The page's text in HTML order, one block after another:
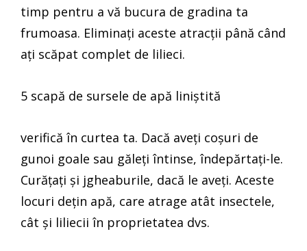
timp pentru a vă bucura de gradina ta
frumoasa. Eliminați aceste atracții până când
ați scăpat complet de lilieci.
5 scapă de sursele de apă liniștită
verifică în curtea ta. Dacă aveți coșuri de
gunoi goale sau găleți întinse, îndepărtați-le.
Curățați și jgheaburile, dacă le aveți. Aceste
locuri dețin apă, care atrage atât insectele,
cât și liliecii în proprietatea dvs.